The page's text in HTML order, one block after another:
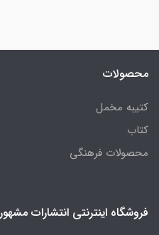
محصولات
کتیبه مخمل
کتاب
محصولات فرهنگی
فروشگاه اینترنتی انتشارات مشهور